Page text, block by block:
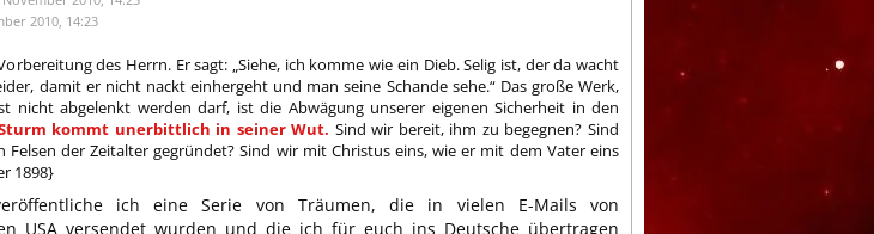
2010, 14:23
des Herrn. Er sagt: „Siehe, ich komme wie ein Dieb. Selig ist, der da wacht
damit er nicht nackt einhergeht und man seine Schande sehe.“ Das große Werk,
nicht abgelenkt werden darf, ist die Abwägung unserer eigenen Sicherheit in den
kommt unerbittlich in seiner Wut. Sind wir bereit, ihm zu begegnen? Sind
Felsen der Zeitalter gegründet? Sind wir mit Christus eins, wie er mit dem Vater eins
1898}
ich eine Serie von Träumen, die in vielen E-Mails von
USA versendet wurden und die ich für euch ins Deutsche übertragen